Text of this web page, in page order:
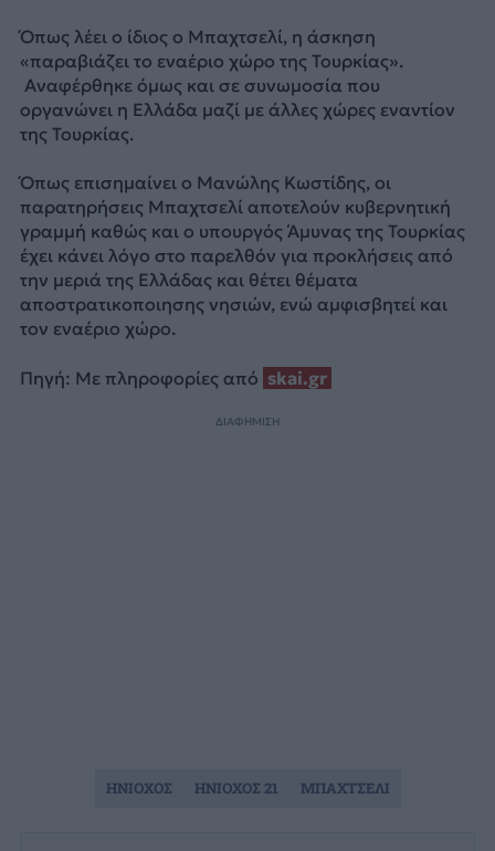
Όπως λέει ο ίδιος ο Μπαχτσελί, η άσκηση
«παραβιάζει το εναέριο χώρο της Τουρκίας».
Αναφέρθηκε όμως και σε συνωμοσία που
οργανώνει η Ελλάδα μαζί με άλλες χώρες εναντίον
της Τουρκίας.
Όπως επισημαίνει ο Μανώλης Κωστίδης, οι
παρατηρήσεις Μπαχτσελί αποτελούν κυβερνητική
γραμμή καθώς και ο υπουργός Άμυνας της Τουρκίας
έχει κάνει λόγο στο παρελθόν για προκλήσεις από
την μεριά της Ελλάδας και θέτει θέματα
αποστρατικοποιησης νησιών, ενώ αμφισβητεί και
τον εναέριο χώρο.
Πηγή: Με πληροφορίες από skai.gr
ΔΙΑΦΗΜΙΣΗ
ΗΝΙΟΧΟΣ ΗΝΙΟΧΟΣ 21 ΜΠΑΧΤΣΕΛΙ